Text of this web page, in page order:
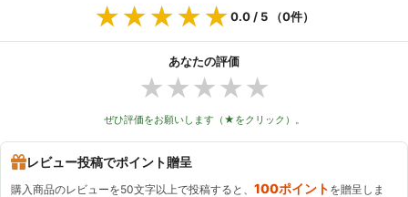
★★★★★
★★★★★0.0/ 5 （0件）
あなたの評価
★★★★★
ぜひ評価をお願いします（★をクリック）。
レビュー投稿でポイント贈呈
購入商品のレビューを50文字以上で投稿すると、 100ポイント を贈呈しま